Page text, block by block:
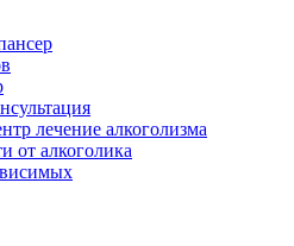
лечение алкоголизма
от алкоголика